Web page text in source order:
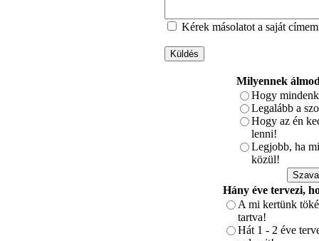
Kérek másolatot a saját
Küldés
Milyennek
Hogy
Legalább a
Hogy az én
lenni!
Legjobb, ha
közül!
Hány éve tervezi,
A mi kertünk
tartva!
Hát 1 - 2 éve